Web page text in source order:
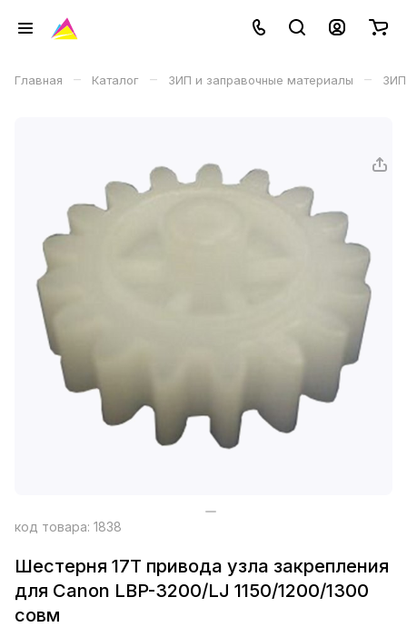
Главная – Каталог – ЗИП и заправочные материалы – ЗИП
код товара: 1838
Шестерня 17T привода узла закрепления
для Сanon LBP-3200/LJ 1150/1200/1300
совм